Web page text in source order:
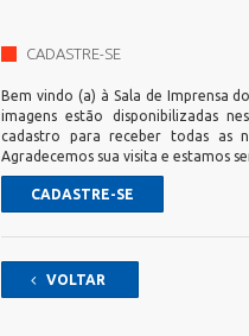
CADASTRE-SE
Bem vindo (a) à Sala de Imprensa
imagens estão disponibilizadas
cadastro para receber todas as
Agradecemos sua visita e estamos
CADASTRE-SE
VOLTAR